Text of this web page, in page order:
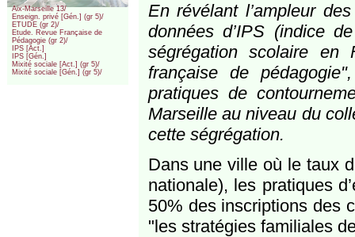
Aix-Marseille 13/
Enseign. privé [Gén.] (gr 5)/
ETUDE (gr 2)/
Etude. Revue Française de
Pédagogie (gr 2)/
IPS [Act.]
IPS [Gén.]
Mixité sociale [Act.] (gr 5)/
Mixité sociale [Gén.] (gr 5)/
En révélant l’ampleur
données d’IPS (indice
ségrégation scolaire
française de
pratiques de
Marseille au niveau du
cette ségrégation.
Dans une ville où le taux
nationale), les pratiques
50% des inscriptions des
"les stratégies familiales